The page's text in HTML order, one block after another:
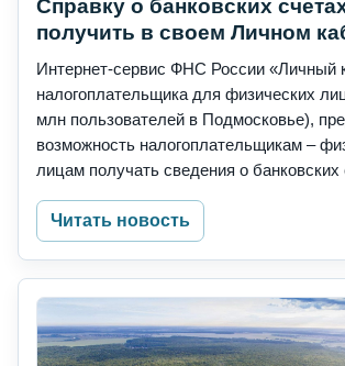
Справку о банковских
получить в своем Личном
Интернет-сервис ФНС России «Личный
налогоплательщика для физических
млн пользователей в Подмосковье),
возможность налогоплательщикам –
лицам получать сведения о банковских
Читать новость